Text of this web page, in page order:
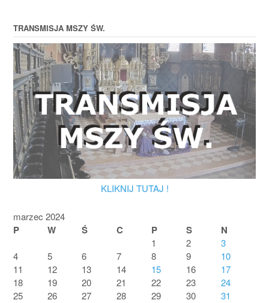
TRANSMISJA MSZY ŚW.
KLIKNIJ TUTAJ !
marzec 2024
P W Ś C P S N
1 2
3
4
5 6 7 8 9
10
11
12 13 14 15 16
17
18
19 20 21 22 23
24
25
26 27 28 29 30 31